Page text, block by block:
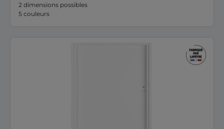
2 dimensions possibles
5 couleurs